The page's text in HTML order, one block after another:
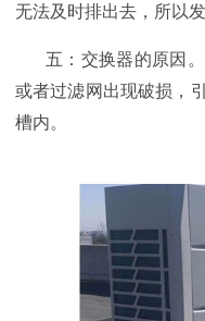
无法及时排出去，所以发
五：交换器的原因
或者过滤网出现破损，
槽内。